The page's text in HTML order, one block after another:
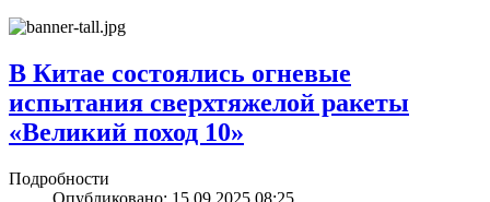
В Китае состоялись огневые
испытания сверхтяжелой ракеты
«Великий поход 10»
Подробности
Опубликовано: 15.09.2025 08:25